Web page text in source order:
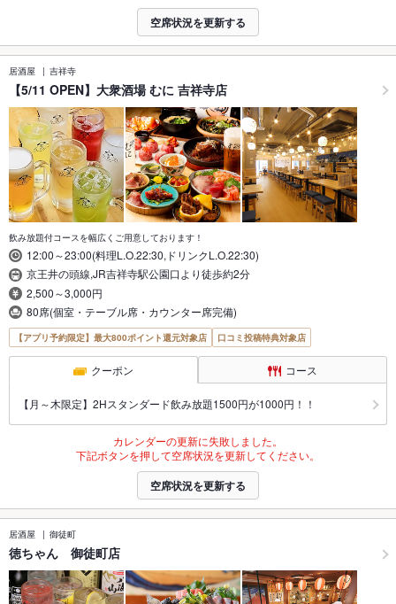
空席状況を更新する
居酒屋 吉祥寺
【5/11 OPEN】大衆酒場 むに 吉祥寺店
飲み放題付コースを幅広くご用意しております！
12:00～23:00(料理L.O.22:30,ドリンクL.O.22:30)
京王井の頭線,JR吉祥寺駅公園口より徒歩約2分
2,500～3,000円
80席(個室・テーブル席・カウンター席完備)
【アプリ予約限定】最大800ポイント還元対象店 口コミ投稿特典対象店
クーポン コース
【月～木限定】2Hスタンダード飲み放題1500円が1000円！！
カレンダーの更新に失敗しました。
下記ボタンを押して空席状況を更新してください。
空席状況を更新する
居酒屋 御徒町
徳ちゃん 御徒町店